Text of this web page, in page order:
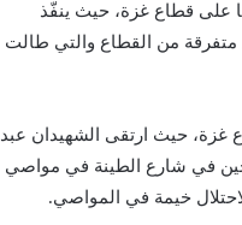
“الإسرائيلي” عدوانه الوحشي الشامل الذي استأنفه قبل 24 يومًا على قطاع غزة، حيث ينفّذ
من القطاع والتي طالت
غزة، حيث ارتقى الشهيدان عبد
في شارع الطينة في مواصي